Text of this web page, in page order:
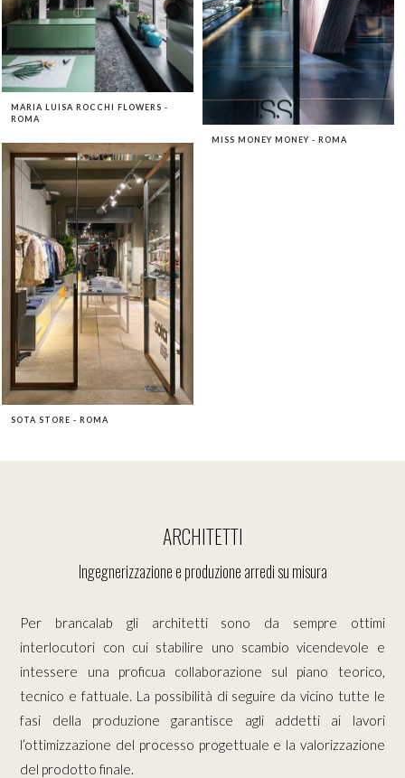
MISS MONEY MONEY - ROMA
MARIA LUISA ROCCHI FLOWERS -
ROMA
SOTA STORE - ROMA
ARCHITETTI
Ingegnerizzazione e produzione arredi su misura
Per brancalab gli architetti sono da sempre ottimi
interlocutori con cui stabilire uno scambio vicendevole e
intessere una proficua collaborazione sul piano teorico,
tecnico e fattuale. La possibilità di seguire da vicino tutte le
fasi della produzione garantisce agli addetti ai lavori
l’ottimizzazione del processo progettuale e la valorizzazione
del prodotto finale.